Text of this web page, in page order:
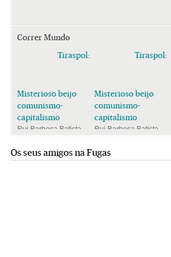
Correr Mundo
Tiraspol:
Misterioso beijo
comunismo-
capitalismo
Rui Barbosa Batista
Tiraspol:
Misterioso beijo
comunismo-
capitalismo
Rui Barbosa Batista
Os seus amigos na Fugas